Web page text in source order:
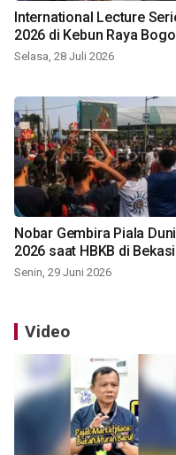
International Lecture
2026 di Kebun Raya
Selasa, 28 Juli 2026
Nobar Gembira Piala
2026 saat HBKB di Bekasi
Senin, 29 Juni 2026
Video